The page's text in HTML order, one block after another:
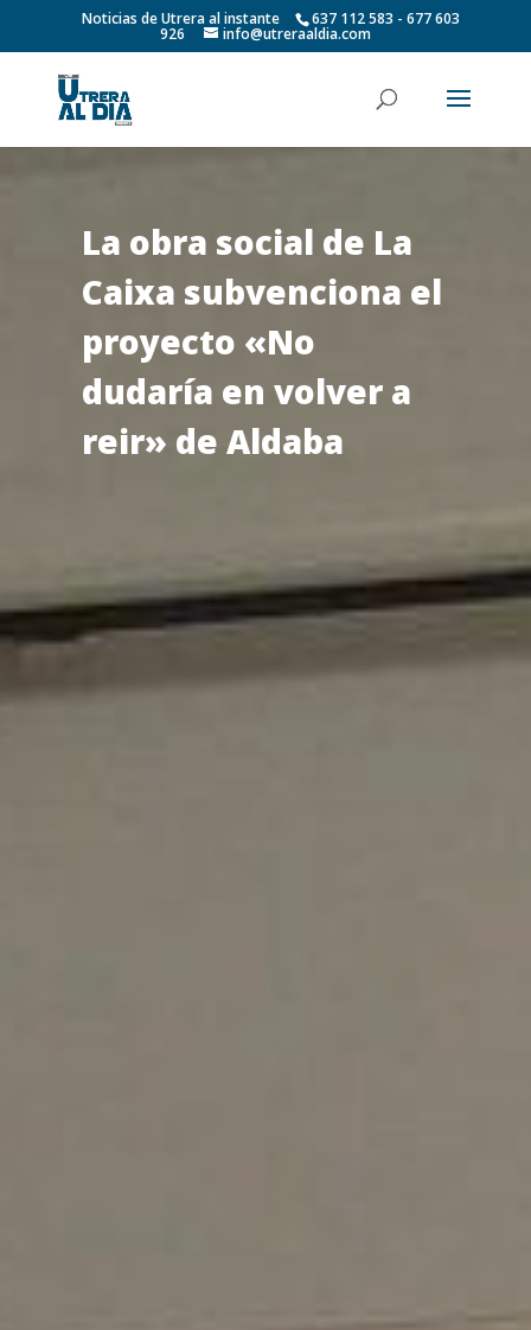
Noticias de Utrera al instante 637 112 583 - 677 603
926 info@utreraaldia.com
La obra social de La
Caixa subvenciona el
proyecto «No
dudaría en volver a
reir» de Aldaba